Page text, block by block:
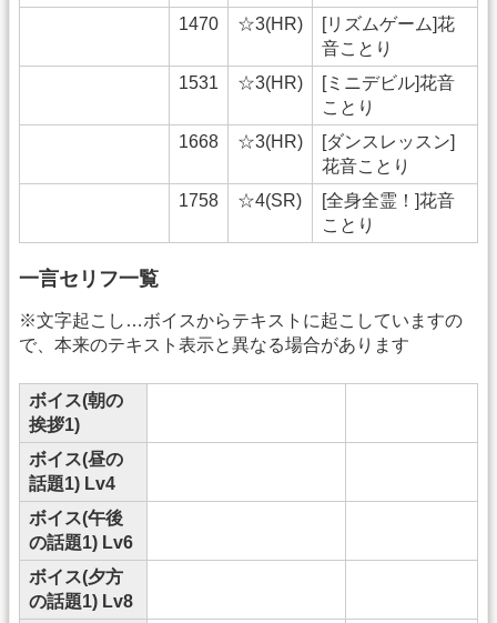
1470
☆3(HR)
[リズムゲーム]花
音ことり
1531
☆3(HR)
[ミニデビル]花音
ことり
1668
☆3(HR)
[ダンスレッスン]
花音ことり
1758
☆4(SR)
[全身全霊！]花音
ことり
一言セリフ一覧
※文字起こし…ボイスからテキストに起こしていますの
で、本来のテキスト表示と異なる場合があります
ボイス(朝の
挨拶1)
ボイス(昼の
話題1) Lv4
ボイス(午後
の話題1) Lv6
ボイス(夕方
の話題1) Lv8